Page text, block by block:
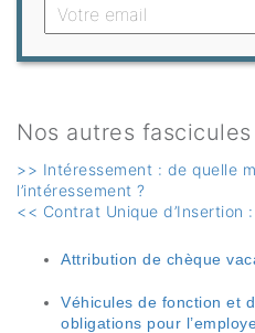
Nos autres fascicules
>> Intéressement : de quelle
l’intéressement ?
<< Contrat Unique d’Insertion
Attribution de chèque
Véhicules de fonction et
obligations pour